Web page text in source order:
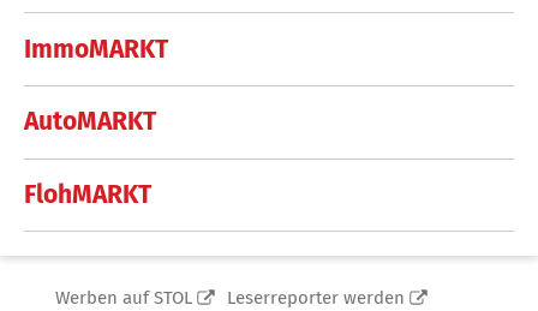
ImmoMARKT
AutoMARKT
FlohMARKT
Werben auf STOL
Leserreporter werden